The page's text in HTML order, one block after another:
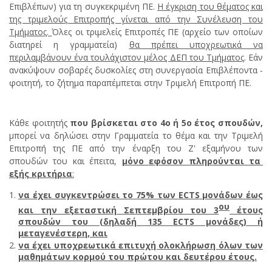
Επιβλέπων) για τη συγκεκριμένη ΠΕ. Η έγκριση του θέματος και
της τριμελούς Επιτροπής γίνεται από την Συνέλευση του
Τμήματος.Όλες οι τριμελείς Επιτροπές ΠΕ (αρχείο των οποίων
διατηρεί η γραμματεία) θα πρέπει υποχρεωτικά να
περιλαμβάνουν ένα τουλάχιστον μέλος ΔΕΠ του Τμήματος. Εάν
ανακύψουν σοβαρές δυσκολίες στη συνεργασία Επιβλέποντα -
φοιτητή, το ζήτημα παραπέμπεται στην Τριμελή Επιτροπή ΠΕ.
Κάθε φοιτητής που βρίσκεται στο 4ο ή 5ο έτος σπουδών,
μπορεί να δηλώσει στην Γραμματεία το θέμα και την Τριμελή
Επιτροπή της ΠΕ από την έναρξη του Ζ' εξαμήνου των
σπουδών του και έπειτα, μόνο εφόσον πληρούνται τα
εξής κριτήρια:
να έχει συγκεντρώσει το 75% των ECTS μονάδων έως
και την εξεταστική Σεπτεμβρίου του 3ουέτους
σπουδών του (δηλαδή 135 ECTS μονάδες) ή
μεταγενέστερη, και
να έχει υποχρεωτικά επιτυχή ολοκλήρωση όλων των
μαθημάτων κορμού του πρώτου και δευτέρου έτους.